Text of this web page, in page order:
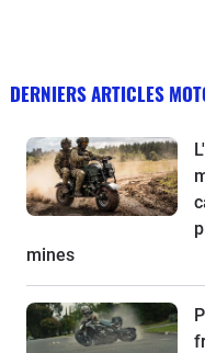
DERNIERS ARTICLES
mines